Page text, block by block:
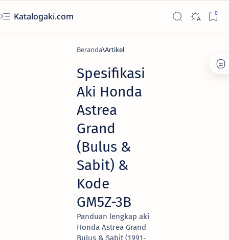
Katalogaki.com
Beranda Artikel
Spesifikasi
Aki Honda
Astrea
Grand
(Bulus &
Sabit) &
Kode
GM5Z-3B
Panduan lengkap aki
Honda Astrea Grand
Bulus & Sabit (1991-